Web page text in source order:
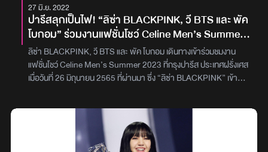
27 มิ.ย. 2022
ปารีสลุกเป็นไฟ! “ลิซ่า BLACKPINK, วี BTS และ พัค
โบกอม” ร่วมงานแฟชั่นโชว์ Celine Men’s Summer
2023
ลิซ่า BLACKPINK, วี BTS และ พัค โบกอม เดินทางเข้าร่วมชมงาน
แฟชั่นโชว์ Celine Men’s Summer 2023 ที่กรุงปารีส ประเทศฝรั่งเศส
เมื่อวันที่ 26 มิถุนายน 2565 ที่ผ่านมา ซึ่ง “ลิซ่า BLACKPINK” เข้า
ด์ยาว ประกบคู่มากับ 2 หนุ่ม สุดฮอต! “วี คิมแทฮยอง” สมาชิกวง BTS
และนักแสดงชื่อดัง “พัค โบกอม” ที่เรียกได้ว่าเมื่อทั้ง 3 คน ปรากฏตัวก็
ทำให้พุ่งติดท็อปเทรนด์ทั่วโลกกันเลยทีเดียวแต่ที่ทำให้แฟนๆ ถึงกับใจฟู
เพราะความน่ารักของทั้ง 3 คน ที่มีการเดินมาโบกมือทักทายแฟนๆ ทั้ง